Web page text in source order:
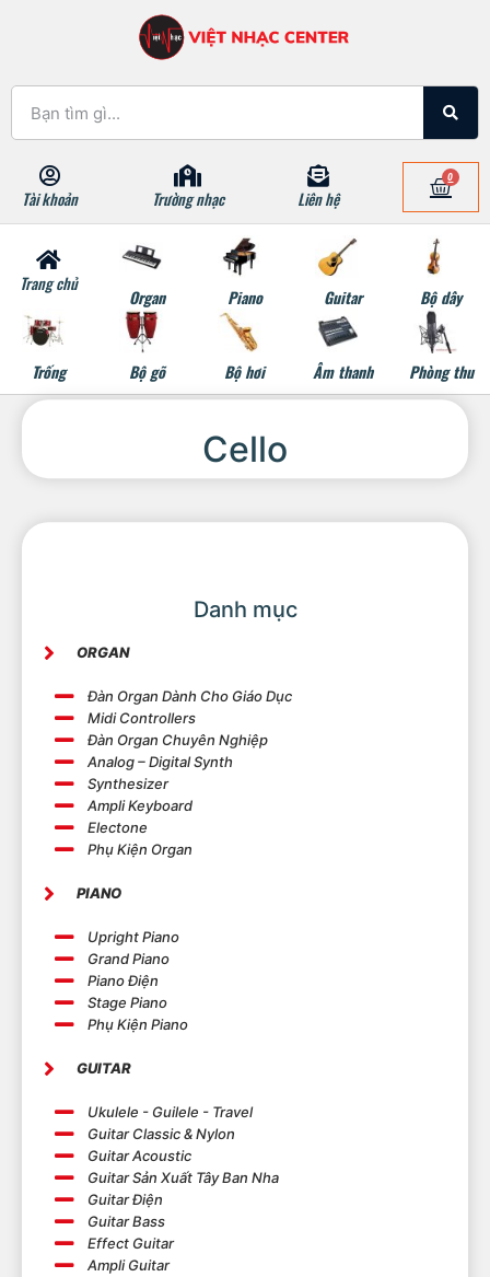
Tài khoản Trường nhạc Liên hệ
0
Trang chủ
Organ Piano Guitar Bộ dây
Trống Bộ gõ Bộ hơi Âm thanh Phòng thu
Danh mục
ORGAN
Đàn Organ Dành Cho Giáo Dục
Midi Controllers
Đàn Organ Chuyên Nghiệp
Analog – Digital Synth
Synthesizer
Ampli Keyboard
Electone
Phụ Kiện Organ
PIANO
Upright Piano
Grand Piano
Piano Điện
Stage Piano
Phụ Kiện Piano
GUITAR
Ukulele - Guilele - Travel
Guitar Classic & Nylon
Guitar Acoustic
Guitar Sản Xuất Tây Ban Nha
Guitar Điện
Guitar Bass
Effect Guitar
Ampli Guitar
Cello